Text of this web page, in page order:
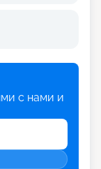
с нами и